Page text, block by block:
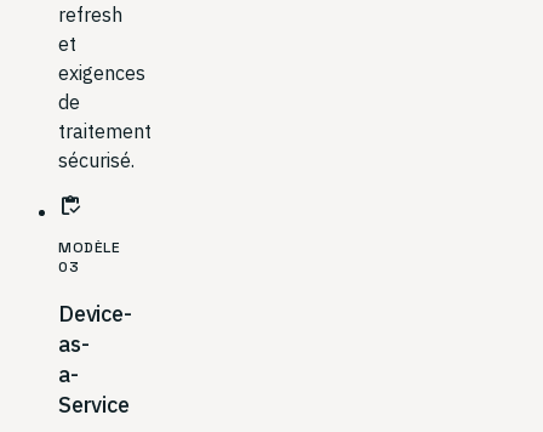
refresh
et
exigences
de
traitement
sécurisé.
inventory
MODÈLE
03
Device-
as-
a-
Service